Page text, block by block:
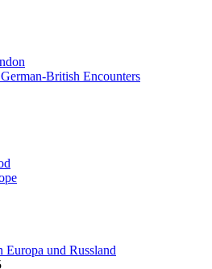
British Encounters
und Russland